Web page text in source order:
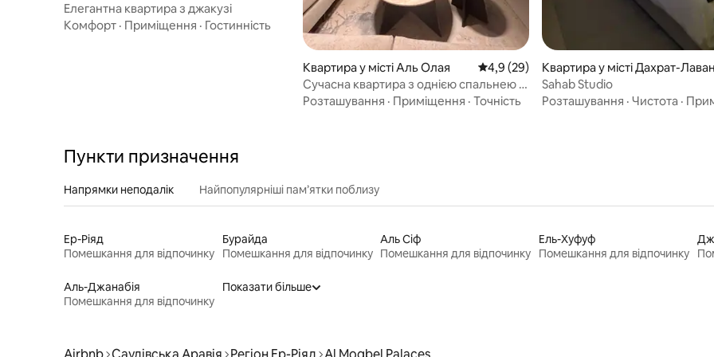
Елегантна квартира з джакузі
Комфорт · Приміщення · Гостинність
Квартира у місті Аль Олая Середня оцінка: 4,9 з 5, відгуки: 29
4,9 (29)
Сучасна квартира з однією спальнею |
З джакузі
Розташування · Приміщення · Точність
Квартира у місті Дахрат-Лаван
Sahab Studio
Розташування · Чистота ·
Пункти призначення
Напрямки неподалік Найпопулярніші пам’ятки поблизу
Ер-Ріяд
Помешкання для відпочинку
Бурайда
Помешкання для відпочинку
Аль Сіф
Помешкання для відпочинку
Ель-Хуфуф
Помешкання для відпочинку
Аль-Джанабія
Помешкання для відпочинку
Показати більше